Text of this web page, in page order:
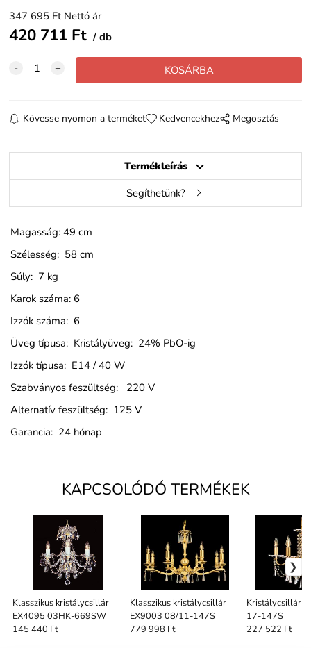
347 695 Ft Nettó ár
420 711 Ft db
Kövesse nyomon a terméket Kedvencekhez Megosztás
Termékleírás
Segíthetünk?
Magasság: 49 cm
Szélesség: 58 cm
Súly: 7 kg
Karok száma: 6
Izzók száma: 6
Üveg típusa: Kristályüveg: 24% PbO-ig
Izzók típusa: E14 / 40 W
Szabványos feszültség: 220 V
Alternatív feszültség: 125 V
Garancia: 24 hónap
KAPCSOLÓDÓ TERMÉKEK
Klasszikus kristálycsillár
EX4095 03HK-669SW
145 440 Ft
Klasszikus kristálycsillár
EX9003 08/11-147S
779 998 Ft
Kristálycsillár
17-147S
227 522 Ft